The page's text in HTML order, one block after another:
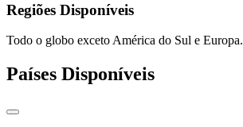
Regiões Disponíveis
Todo o globo exceto América do Sul e Europa.
Países Disponíveis